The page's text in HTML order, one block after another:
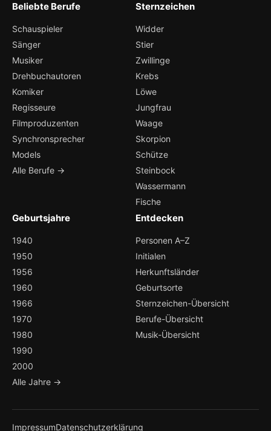
Beliebte Berufe
Schauspieler
Sänger
Musiker
Drehbuchautoren
Komiker
Regisseure
Filmproduzenten
Synchronsprecher
Models
Alle Berufe →
Sternzeichen
Widder
Stier
Zwillinge
Krebs
Löwe
Jungfrau
Waage
Skorpion
Schütze
Steinbock
Wassermann
Fische
Geburtsjahre
1940
1950
1956
1960
1966
1970
1980
1990
2000
Alle Jahre →
Entdecken
Personen A–Z
Initialen
Herkunftsländer
Geburtsorte
Sternzeichen-Übersicht
Berufe-Übersicht
Musik-Übersicht
ImpressumDatenschutzerklärung